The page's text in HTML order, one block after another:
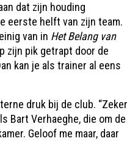
dat zijn houding
eerste helft van zijn team.
van in Het Belang van
zijn pik getrapt door de
kan je als trainer al eens
druk bij de club. “Zeker
Bart Verhaeghe, die om de
Geloof me maar, daar